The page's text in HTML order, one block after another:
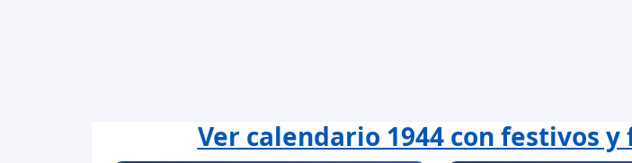
Ver calendario 1944 con festivos